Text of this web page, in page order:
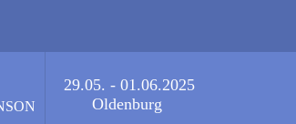
29.05. - 01.06.2025
Oldenburg